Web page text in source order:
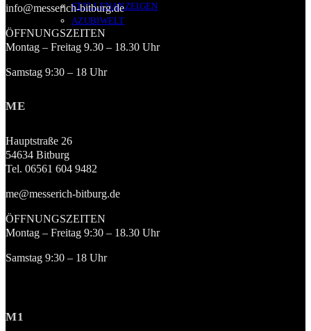
STELLENANZEIGEN
AZUBIWELT
info@messerich-bitburg.de
ÖFFNUNGSZEITEN
Montag – Freitag 9.30 – 18.30 Uhr
Samstag 9:30 – 18 Uhr
ME
Hauptstraße 26
54634 Bitburg
Tel. 06561 604 9482
me@messerich-bitburg.de
ÖFFNUNGSZEITEN
Montag – Freitag 9:30 – 18.30 Uhr
Samstag 9:30 – 18 Uhr
M1